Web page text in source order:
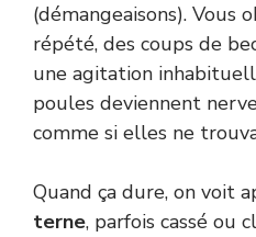
(démangeaisons). Vous
répété, des coups de
une agitation
poules deviennent
comme si elles ne
Quand ça dure, on voit
terne, parfois cassé ou